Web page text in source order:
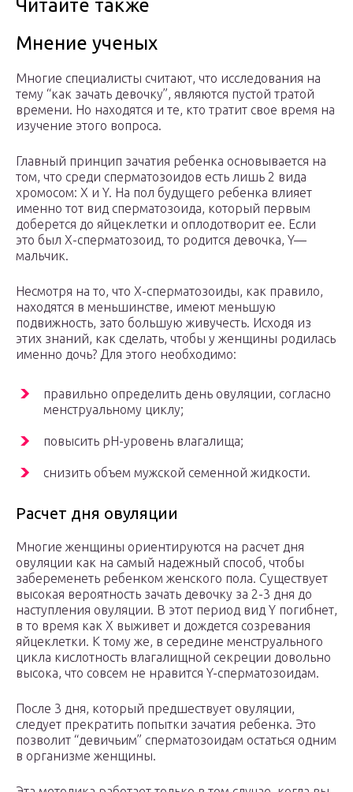
Читайте также
Мнение ученых
Многие специалисты считают, что исследования на
тему “как зачать девочку”, являются пустой тратой
времени. Но находятся и те, кто тратит свое время на
изучение этого вопроса.
Главный принцип зачатия ребенка основывается на
том, что среди сперматозоидов есть лишь 2 вида
хромосом: X и Y. На пол будущего ребенка влияет
именно тот вид сперматозоида, который первым
доберется до яйцеклетки и оплодотворит ее. Если
это был X-сперматозоид, то родится девочка, Y—
мальчик.
Несмотря на то, что X-сперматозоиды, как правило,
находятся в меньшинстве, имеют меньшую
подвижность, зато большую живучесть. Исходя из
этих знаний, как сделать, чтобы у женщины родилась
именно дочь? Для этого необходимо:
правильно определить день овуляции, согласно
менструальному циклу;
повысить pH-уровень влагалища;
снизить объем мужской семенной жидкости.
Расчет дня овуляции
Многие женщины ориентируются на расчет дня
овуляции как на самый надежный способ, чтобы
забеременеть ребенком женского пола. Существует
высокая вероятность зачать девочку за 2-3 дня до
наступления овуляции. В этот период вид Y погибнет,
в то время как X выживет и дождется созревания
яйцеклетки. К тому же, в середине менструального
цикла кислотность влагалищной секреции довольно
высока, что совсем не нравится Y-сперматозоидам.
После 3 дня, который предшествует овуляции,
следует прекратить попытки зачатия ребенка. Это
позволит “девичьим” сперматозоидам остаться одним
в организме женщины.